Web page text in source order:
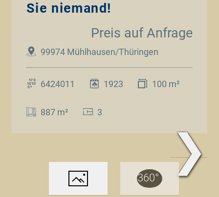
Sie niemand!
99974 Mühlhausen/Thüringen
Preis auf Anfrage
6424011 1923 100 m²
887 m² 3
❯